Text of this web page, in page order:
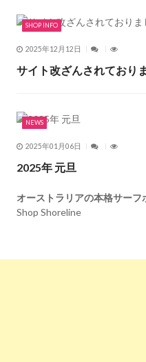
SHOP INFO
2025年12月12日
サイト改ざんされており
NEWS
2025年01月06日
2025年 元旦
オーストラリアの本格サーフ
Shop Shoreline